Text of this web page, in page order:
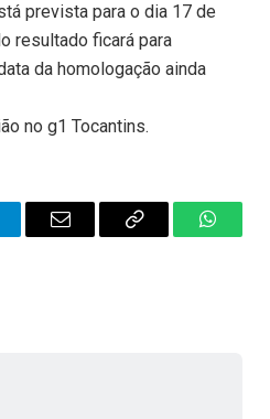
prevista para o dia 17 de
resultado ficará para
da homologação ainda
no g1 Tocantins.
Email
Copy